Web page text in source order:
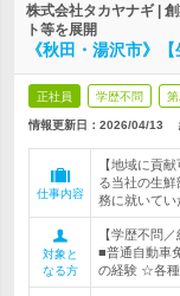
株式会社タカヤナギ |
ト等を展開
《秋田・湯沢市》
正社員 学歴不問
情報更新日：2026/04/13
仕事内容
【地域に貢
る当社の生
務に就いてい
対象と
なる方
【学歴不問
■普通自動車
の経験 ☆各